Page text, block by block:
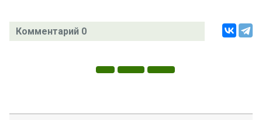
Комментарий 0